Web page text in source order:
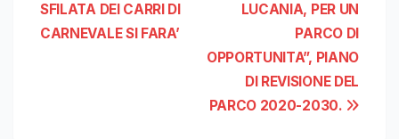
articoli
LUCANIA, PER UN
PARCO DI
OPPORTUNITA”, PIANO
DI REVISIONE DEL
PARCO 2020-2030.
SFILATA DEI CARRI DI
CARNEVALE SI FARA’